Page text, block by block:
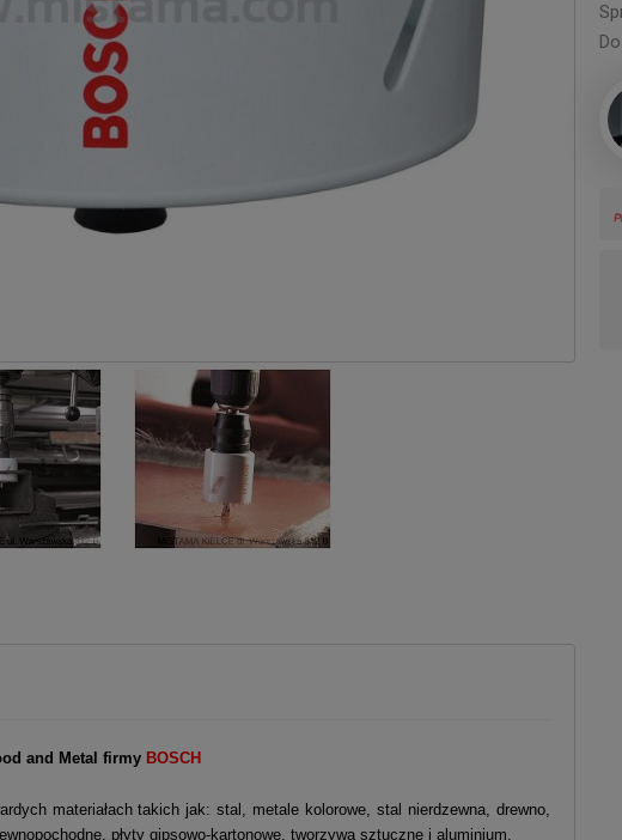
and Metal firmy BOSCH
materiałach takich jak: stal, metale kolorowe, stal nierdzewna, drewno,
płyty gipsowo-kartonowe, tworzywa sztuczne i aluminium.